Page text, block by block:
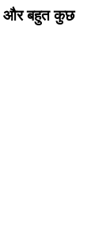
बहुत कुछ